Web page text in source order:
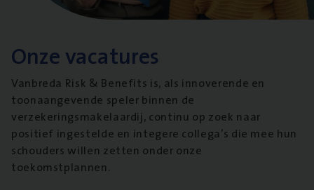
Onze vacatures
Vanbreda Risk & Benefits is, als innoverende en
toonaangevende speler binnen de
verzekeringsmakelaardij, continu op zoek naar
positief ingestelde en integere collega’s die mee hun
schouders willen zetten onder onze
toekomstplannen.